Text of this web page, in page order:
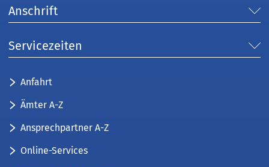
Anschrift
Servicezeiten
Anfahrt
Ämter A-Z
Ansprechpartner A-Z
Online-Services